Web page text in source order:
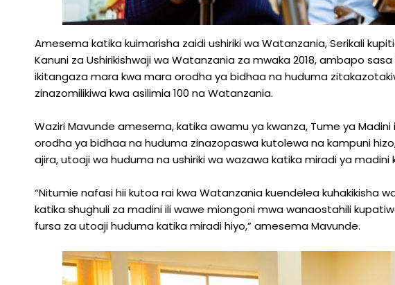
Amesema katika kuimarisha zaidi ushiriki wa Watanzania, Serikali
Kanuni za Ushirikishwaji wa Watanzania za mwaka 2018, ambapo
ikitangaza mara kwa mara orodha ya bidhaa na huduma
zinazomilikiwa kwa asilimia 100 na Watanzania.
Waziri Mavunde amesema, katika awamu ya kwanza, Tume ya
orodha ya bidhaa na huduma zinazopaswa kutolewa na kampuni
ajira, utoaji wa huduma na ushiriki wa wazawa katika miradi ya
“Nitumie nafasi hii kutoa rai kwa Watanzania kuendelea kuhakikisha
katika shughuli za madini ili wawe miongoni mwa wanaostahili
fursa za utoaji huduma katika miradi hiyo,” amesema Mavunde.